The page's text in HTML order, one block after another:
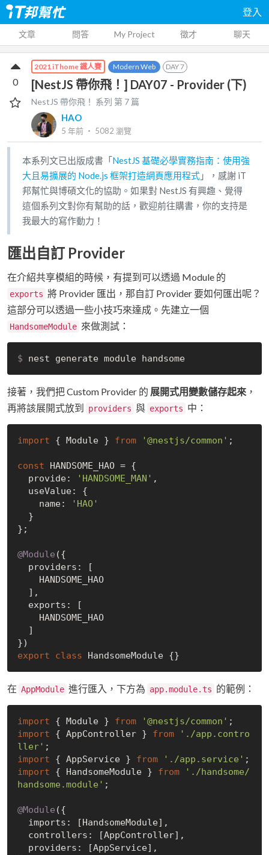
登入
文章 問答 My Project 徵才 聊天
2021 iThome 鐵人賽 Modern Web DAY7
[NestJS 帶你飛！] DAY07 - Provider (下)
NestJS 帶你飛！ 系列 第 7 篇
HAO
5 年前 ‧ 5082 瀏覽
0
本系列文已出版成書「 NestJS 基礎必學實務指南：使用強
大且易擴展的 Node.js 框架打造網頁應用程式 」，感謝 iT
邦幫忙與博碩文化的協助。如果對 NestJS 有興趣、覺得
這個系列文對你有幫助的話，歡迎前往購書，你的支持是
我最大的寫作動力！
匯出自訂 Provider
在介紹共享模組的時候，有提到可以透過 Module 的
exports 將 Provider 匯出，那自訂 Provider 要如何匯出呢？
這部分可以透過一些小技巧來達成。先建立一個
HandsomeModule 來做測試：
$ nest generate module handsome
接著，我們把 Custom Provider 的 展開式用變數儲存起來 ，
再將該展開式放到
providers 與 exports 中：
import { Module } from '@nestjs/common' ;
const HANDSOME_HAO = {
  provide:
'HANDSOME_MAN' ,
    name:
'HAO'
};
@Module ({
export
class
在 AppModule 進行匯入，下方為 app.module.ts 的範例：
import { Module } from '@nestjs/common'
import { AppController } from
'./app.contro
ller'
import { AppService } from './app.service'
import { HandsomeModule } from
'./handsome/
handsome.module' ;
@Module ({